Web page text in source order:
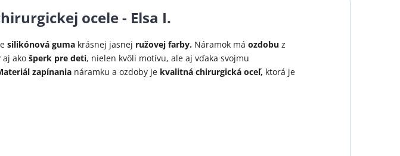
ocele - Elsa I.
silikónová guma krásnej jasnej ružovej farby. Náramok má ozdobu z
aj ako šperk pre deti, nielen kvôli motívu, ale aj vďaka svojmu
zapínania náramku a ozdoby je kvalitná chirurgická oceľ, ktorá je